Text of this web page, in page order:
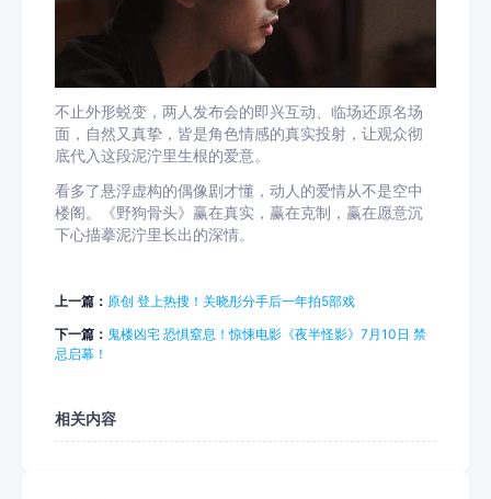
不止外形蜕变，两人发布会的即兴互动、临场还原名场
面，自然又真挚，皆是角色情感的真实投射，让观众彻
底代入这段泥泞里生根的爱意。
看多了悬浮虚构的偶像剧才懂，动人的爱情从不是空中
楼阁。《野狗骨头》赢在真实，赢在克制，赢在愿意沉
下心描摹泥泞里长出的深情。
上一篇： 原创 登上热搜！关晓彤分手后一年拍5部戏
下一篇： 鬼楼凶宅 恐惧窒息！惊悚电影《夜半怪影》7月10日 禁
忌启幕！
相关内容